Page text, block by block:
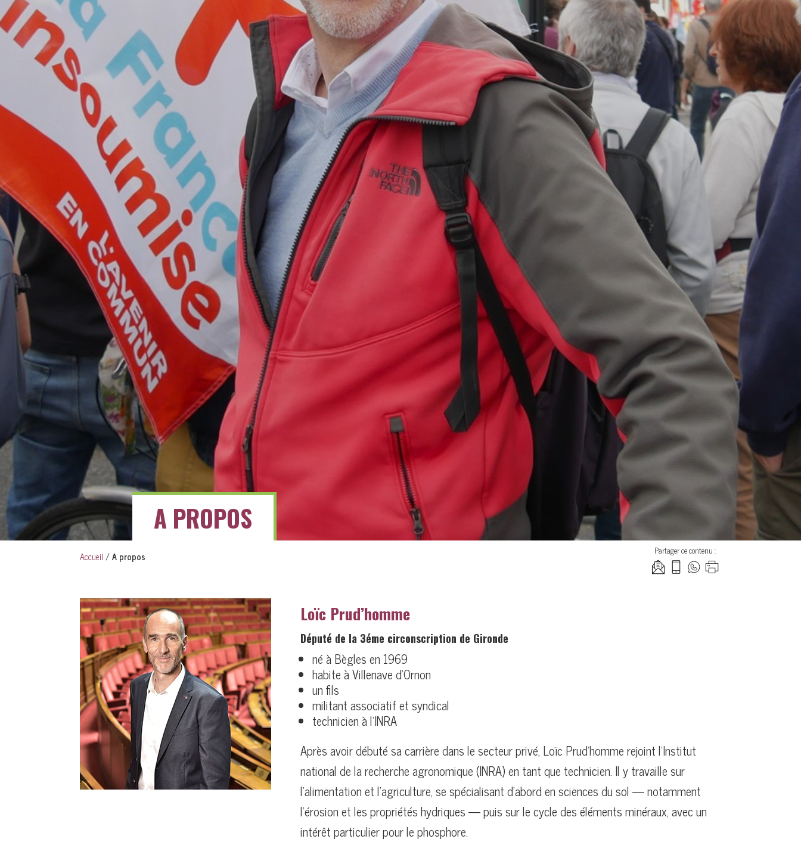
A PROPOS
Partager ce contenu :
Accueil /A propos
Loïc Prud’homme
Député de la 3éme circonscription de Gironde
né à Bègles en 1969
habite à Villenave d’Ornon
un fils
militant associatif et syndical
technicien à l’INRA
Après avoir débuté sa carrière dans le secteur privé, Loïc Prud’homme rejoint l’Institut
national de la recherche agronomique (INRA) en tant que technicien. Il y travaille sur
l’alimentation et l’agriculture, se spécialisant d’abord en sciences du sol — notamment
l’érosion et les propriétés hydriques — puis sur le cycle des éléments minéraux, avec un
intérêt particulier pour le phosphore.